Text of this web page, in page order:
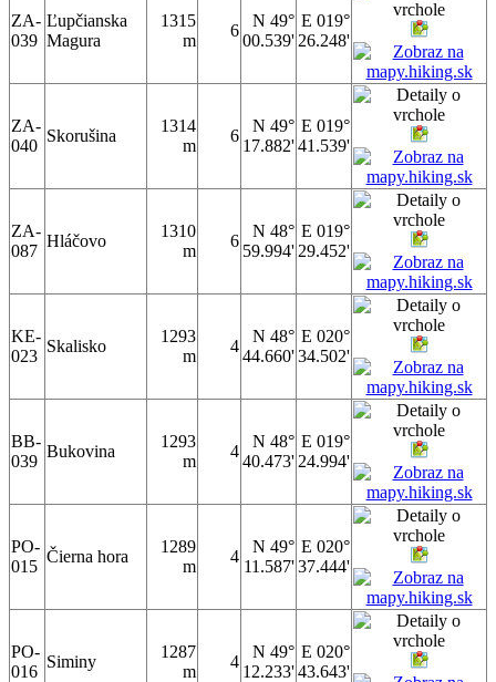
ZA-
039
Ľupčianska
Magura
1315
m
6
N 49°
00.539'
E 019°
26.248'
ZA-
040
Skorušina
1314
m
6
N 49°
17.882'
E 019°
41.539'
ZA-
087
Hláčovo
1310
m
6
N 48°
59.994'
E 019°
29.452'
KE-
023
Skalisko
1293
m
4
N 48°
44.660'
E 020°
34.502'
BB-
039
Bukovina
1293
m
4
N 48°
40.473'
E 019°
24.994'
PO-
015
Čierna hora
1289
m
4
N 49°
11.587'
E 020°
37.444'
PO-
016
Siminy
1287
m
4
N 49°
12.233'
E 020°
43.643'